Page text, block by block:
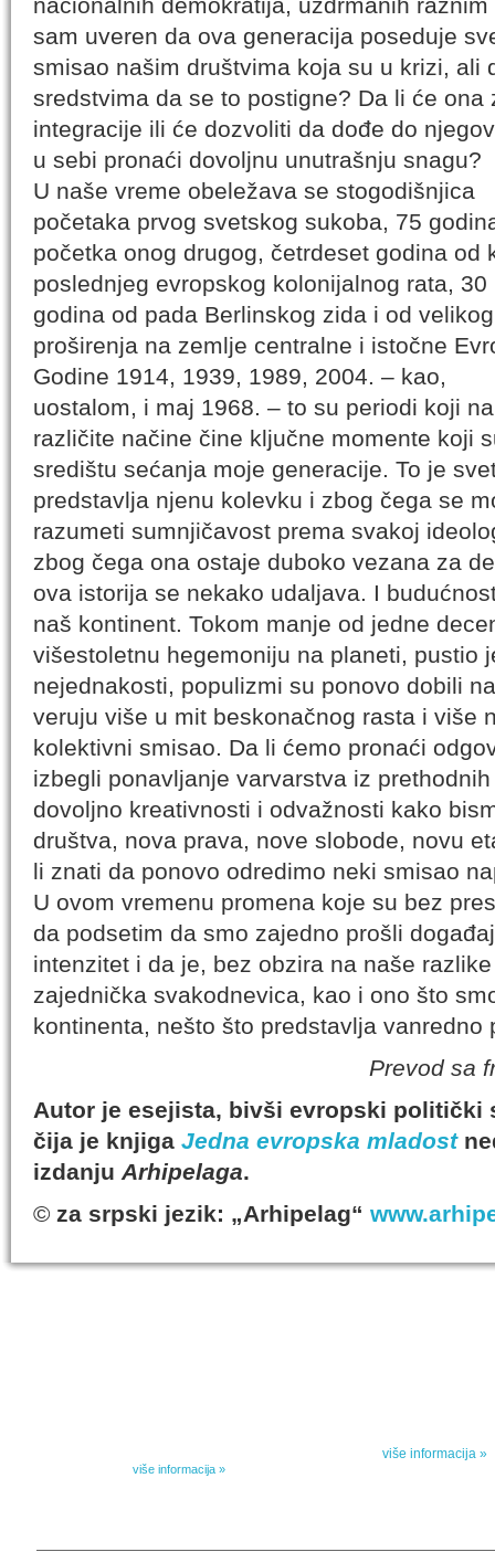
sam uveren da ova generacija poseduje
smisao našim društvima koja su u krizi, ali
sredstvima da se to postigne? Da li će
integracije ili će dozvoliti da dođe do
u sebi pronaći dovoljnu unutrašnju snagu?
U naše vreme obeležava se stogodišnjica
početaka prvog svetskog sukoba, 75
početka onog drugog, četrdeset godina od
poslednjeg evropskog kolonijalnog rata, 30
godina od pada Berlinskog zida i od velikog
proširenja na zemlje centralne i istočne
Godine 1914, 1939, 1989, 2004. – kao,
uostalom, i maj 1968. – to su periodi koji na
različite načine čine ključne momente koji
središtu sećanja moje generacije. To je
predstavlja njenu kolevku i zbog čega se
razumeti sumnjičavost prema svakoj
zbog čega ona ostaje duboko vezana za
ova istorija se nekako udaljava. I
naš kontinent. Tokom manje od jedne
višestoletnu hegemoniju na planeti, pustio
nejednakosti, populizmi su ponovo dobili
veruju više u mit beskonačnog rasta i više
kolektivni smisao. Da li ćemo pronaći
izbegli ponavljanje varvarstva iz
dovoljno kreativnosti i odvažnosti kako
društva, nova prava, nove slobode, novu
li znati da ponovo odredimo neki smisao
U ovom vremenu promena koje su bez
da podsetim da smo zajedno prošli
intenzitet i da je, bez obzira na naše
zajednička svakodnevica, kao i ono što
kontinenta, nešto što predstavlja vanredno
Prevod sa
Autor je esejista, bivši evropski politički
čija je knjiga Jedna evropska mladost
izdanju Arhipelaga.
© za srpski jezik: „Arhipelag“
više informacija »
više informacija »